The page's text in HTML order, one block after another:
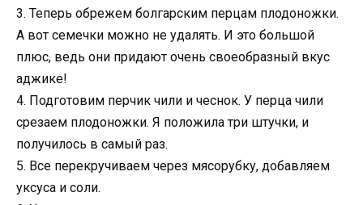
3. Теперь обрежем болгарским перцам плодоножки.
А вот семечки можно не удалять. И это большой
плюс, ведь они придают очень своеобразный вкус
аджике!
4. Подготовим перчик чили и чеснок. У перца чили
срезаем плодоножки. Я положила три штучки, и
получилось в самый раз.
5. Все перекручиваем через мясорубку, добавляем
уксуса и соли.